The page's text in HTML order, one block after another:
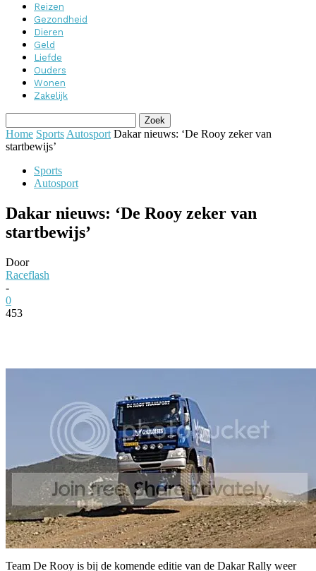
Reizen
Gezondheid
Dieren
Geld
Liefde
Ouders
Wonen
Zakelijk
Home Sports Autosport Dakar nieuws: ‘De Rooy zeker van
startbewijs’
Sports
Autosport
Dakar nieuws: ‘De Rooy zeker van
startbewijs’
Door
Raceflash
-
0
453
Team De Rooy is bij de komende editie van de Dakar Rally weer